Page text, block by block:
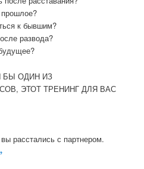
прошлое?
к бывшим?
развода?
БЫ ОДИН ИЗ
ЭТОТ ТРЕНИНГ ДЛЯ ВАС
расстались с партнером.